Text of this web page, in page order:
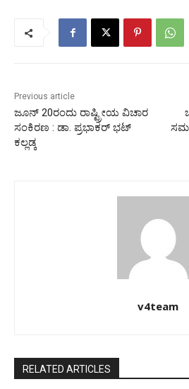
Previous article
ಜೂನ್ 20ರಂದು ರಾಷ್ಟ್ರೀಯ ವಿಚಾರ
ಸಂಕಿರಣ : ಡಾ. ಪ್ರಭಾಕರ್ ಭಟ್
ಕಲ್ಲಡ್ಕ
v4team
RELATED ARTICLES